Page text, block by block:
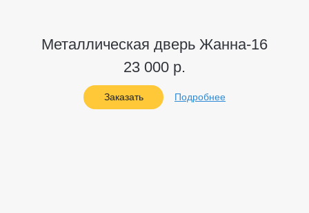
Металлическая дверь Жанна-16
23 000 р.
Заказать Подробнее